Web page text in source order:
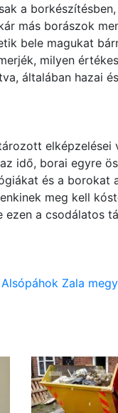
a
más borászok
bele magukat
milyen
általában hazai
idő, borai egyre
és a borokat
meg kell
ezen a csodálatos
Zala